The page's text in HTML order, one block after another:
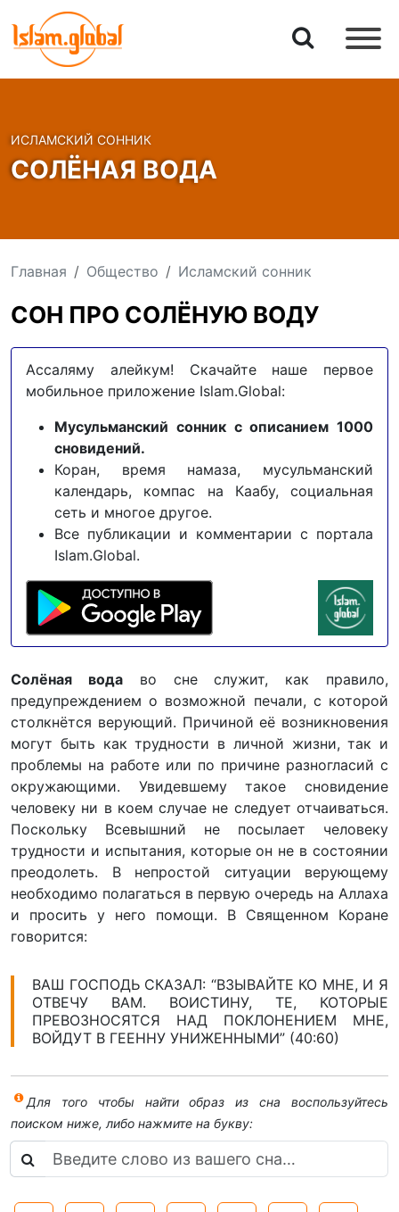
ИСЛАМСКИЙ СОННИК
СОЛЁНАЯ ВОДА
Главная Общество Исламский сонник
СОН ПРО СОЛЁНУЮ ВОДУ
Ассаляму алейкум! Скачайте наше первое
мобильное приложение Islam.Global:
Мусульманский сонник с описанием 1000
сновидений.
Коран, время намаза, мусульманский
календарь, компас на Каабу, социальная
сеть и многое другое.
Все публикации и комментарии с портала
Islam.Global.
Солёная водаво сне служит, как правило,
предупреждением о возможной печали, с которой
столкнётся верующий. Причиной её возникновения
могут быть как трудности в личной жизни, так и
проблемы на работе или по причине разногласий с
окружающими. Увидевшему такое сновидение
человеку ни в коем случае не следует отчаиваться.
Поскольку Всевышний не посылает человеку
трудности и испытания, которые он не в состоянии
преодолеть. В непростой ситуации верующему
необходимо полагаться в первую очередь на Аллаха
и просить у него помощи. В Священном Коране
говорится:
ВАШ ГОСПОДЬ СКАЗАЛ: “ВЗЫВАЙТЕ КО МНЕ, И Я
ОТВЕЧУ ВАМ. ВОИСТИНУ, ТЕ, КОТОРЫЕ
ПРЕВОЗНОСЯТСЯ НАД ПОКЛОНЕНИЕМ МНЕ,
ВОЙДУТ В ГЕЕННУ УНИЖЕННЫМИ” (40:60)
Для того чтобы найти образ из сна воспользуйтесь
поиском ниже, либо нажмите на букву: